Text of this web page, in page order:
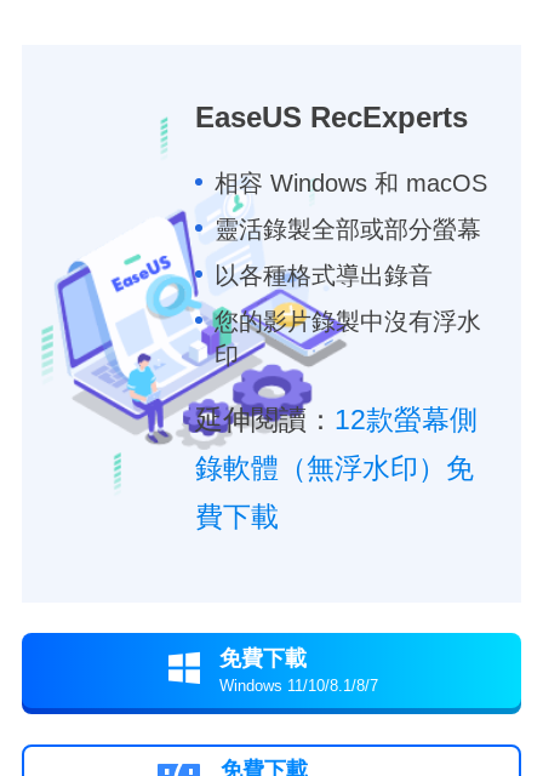
EaseUS RecExperts
相容 Windows 和 macOS
靈活錄製全部或部分螢幕
以各種格式導出錄音
您的影片錄製中沒有浮水
印
延伸閱讀： 12款螢幕側
錄軟體（無浮水印）免
費下載
 免費下載
Windows 11/10/8.1/8/7
免費下載